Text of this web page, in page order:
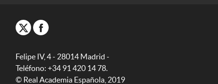
Felipe IV, 4 - 28014 Madrid -
Teléfono: +34 91 420 14 78.
© Real Academia Española, 2019